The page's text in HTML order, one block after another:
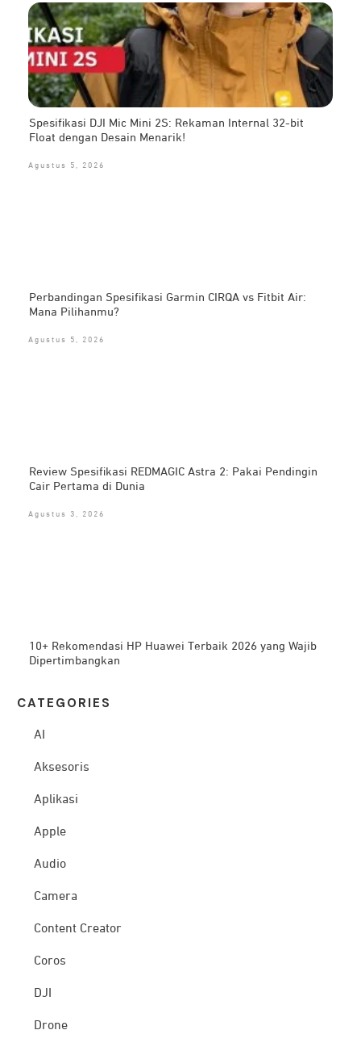
Spesifikasi DJI Mic Mini 2S: Rekaman Internal 32-bit
Float dengan Desain Menarik!
Agustus 5, 2026
Perbandingan Spesifikasi Garmin CIRQA vs Fitbit Air:
Mana Pilihanmu?
Agustus 5, 2026
Review Spesifikasi REDMAGIC Astra 2: Pakai Pendingin
Cair Pertama di Dunia
Agustus 3, 2026
10+ Rekomendasi HP Huawei Terbaik 2026 yang Wajib
Dipertimbangkan
CATEG ORIES
AI
Aksesoris
Aplikasi
Apple
Audio
Camera
Content Creator
Coros
DJI
Drone